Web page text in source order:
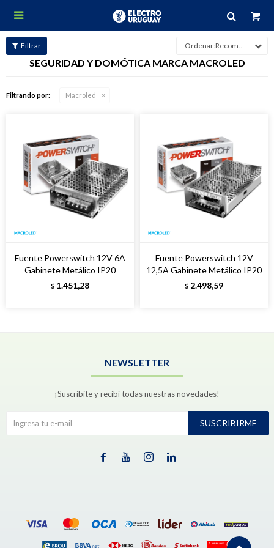

Recomendados
SEGURIDAD Y DOMÓTICA MARCA MACROLED
Filtrando por: Macroled
Fuente Powerswitch 12V 6A
Gabinete Metálico IP20
$ 1.451,28
Fuente Powerswitch 12V
12,5A Gabinete Metálico IP20
$ 2.498,59
NEWSLETTER
¡Suscribite y recibí todas nuestras novedades!
SUSCRIBIRME
   